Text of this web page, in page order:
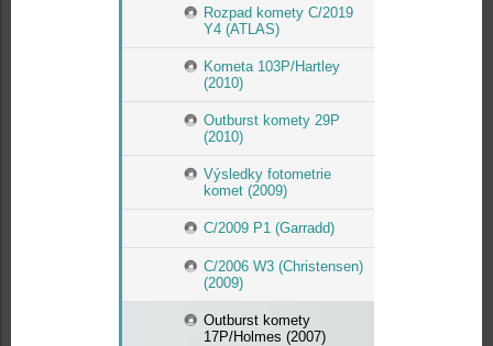
Rozpad komety C/2019
Y4 (ATLAS)
Kometa 103P/Hartley
(2010)
Outburst komety 29P
(2010)
Výsledky fotometrie
komet (2009)
C/2009 P1 (Garradd)
C/2006 W3 (Christensen)
(2009)
Outburst komety
17P/Holmes (2007)